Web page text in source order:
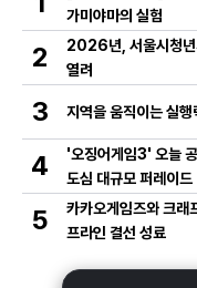
가미야마의 실험
2
2026년, 서울시청년
열려
3 지역을 움직이는 실행
4
'오징어게임3' 오늘
도심 대규모 퍼레이드
5
카카오게임즈와 크
프라인 결선 성료